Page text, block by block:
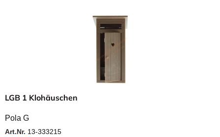
LGB 1 Klohäuschen
Pola G
Art.Nr. 13-333215